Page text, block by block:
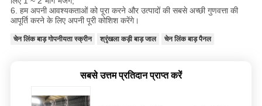
6. हम अपनी आवश्यकताओं को पूरा करने और उत्पादों की सबसे अच्छी गुणवत्ता की
आपूर्ति करने के लिए अपनी पूरी कोशिश करेंगे।
चेन लिंक बाड़ गोपनीयता स्क्रीन श्रृंखला कड़ी बाड़ जाल चेन लिंक बाड़ पैनल
सबसे उत्तम प्रतिदान प्राप्त करें